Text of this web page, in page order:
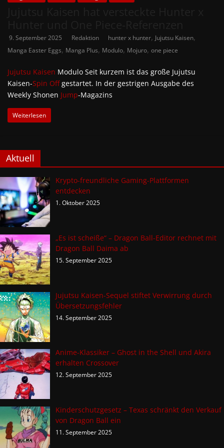
9. September 2025 Redaktion hunter x hunter, Jujutsu Kaisen,
Manga Easter Eggs, Manga Plus, Modulo, Mojuro, one piece
Jujutsu Kaisen Modulo Seit kurzem ist das große Jujutsu
Kaisen-Spin Offgestartet. In der gestrigen Ausgabe des
Weekly Shonen Jump-Magazins
Weiterlesen
Aktuell
Krypto-freundliche Gaming-Plattformen
entdecken
1. Oktober 2025
„Es ist scheiße“ – Dragon Ball-Editor rechnet mit
Dragon Ball Daima ab
15. September 2025
Jujutsu Kaisen-Sequel stiftet Verwirrung durch
Übersetzungsfehler
14. September 2025
Anime-Klassiker – Ghost in the Shell und Akira
erhalten Crossover
12. September 2025
Kinderschutzgesetz – Texas schränkt den Verkauf
von Dragon Ball ein
11. September 2025